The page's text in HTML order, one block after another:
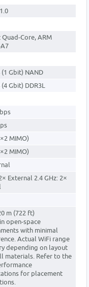
Quad-Core, ARM
(1 Gbit) NAND
(4 Gbit) DDR3L
MIMO)
MIMO)
External 2.4 GHz: 2×
m (722 ft)
open-space
with minimal
Actual WiFi range
depending on layout
materials. Refer to the
for placement